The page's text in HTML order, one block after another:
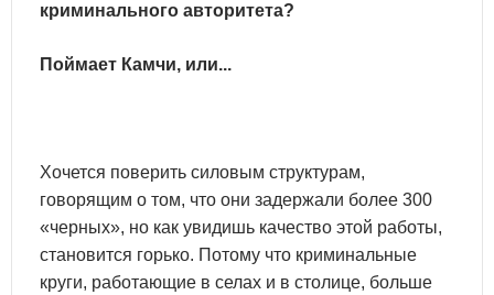
криминального авторитета?
Поймает Камчи, или...
Хочется поверить силовым структурам,
говорящим о том, что они задержали более 300
«черных», но как увидишь качество этой работы,
становится горько. Потому что криминальные
круги, работающие в селах и в столице, больше